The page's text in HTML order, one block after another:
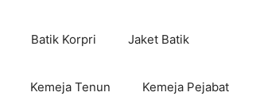
Batik Korpri Jaket Batik
Kemeja Tenun Kemeja Pejabat